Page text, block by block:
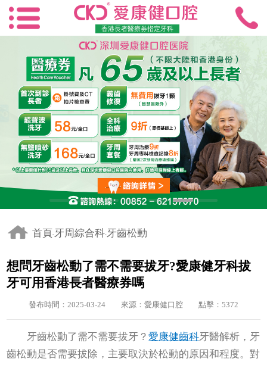
香港長者醫療券指定牙科
首頁- 牙周綜合科- 牙齒松動
想問牙齒松動了需不需要拔牙?愛康健牙科拔
牙可用香港長者醫療券嗎
發布時間：2025-03-24 來源：愛康健口腔 點擊：5372
牙齒松動了需不需要拔牙？愛康健齒科牙醫解析，牙
齒松動是否需要拔除，主要取決於松動的原因和程度。對